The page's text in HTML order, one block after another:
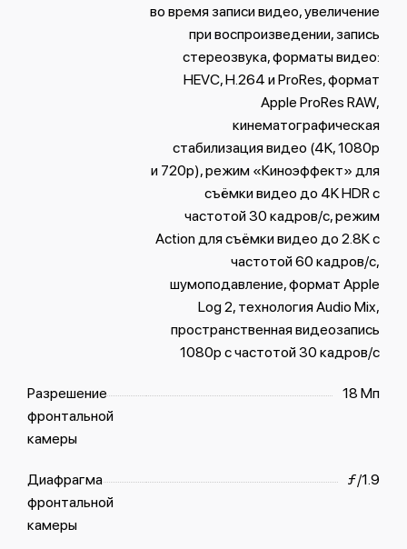
во время записи видео, увеличение
при воспроизведении, запись
стереозвука, форматы видео:
HEVC, H.264 и ProRes, формат
Apple ProRes RAW,
кинематографическая
стабилизация видео (4K, 1080p
и 720p), режим «Киноэффект» для
съёмки видео до 4K HDR с
частотой 30 кадров/с, режим
Action для съёмки видео до 2.8К с
частотой 60 кадров/с,
шумоподавление, формат Apple
Log 2, технология Audio Mix,
пространственная видеозапись
1080p с частотой 30 кадров/с
Разрешение
фронтальной
камеры
18 Мп
Диафрагма
фронтальной
камеры
ƒ/1.9